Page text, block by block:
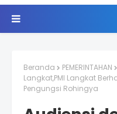
Beranda PEMERINTAHAN
Langkat,PMI Langkat
Pengungsi Rohingya